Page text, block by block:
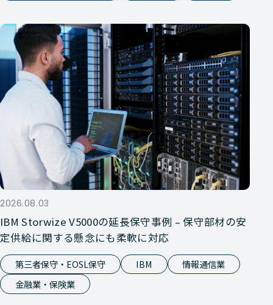
2026.08.03
IBM Storwize V5000の延長保守事例 – 保守部材の安
定供給に関する懸念にも柔軟に対応
第三者保守・EOSL保守 IBM
情報通信業
金融業・保険業